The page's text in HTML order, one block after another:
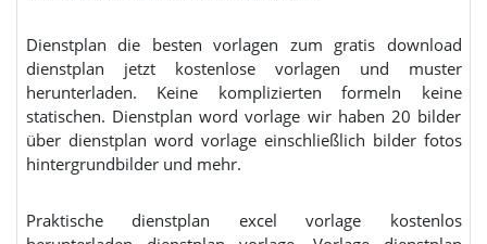
Dienstplan die besten vorlagen zum gratis download
dienstplan jetzt kostenlose vorlagen und muster
herunterladen. Keine komplizierten formeln keine
statischen. Dienstplan word vorlage wir haben 20 bilder
über dienstplan word vorlage einschließlich bilder fotos
hintergrundbilder und mehr.
Praktische dienstplan excel vorlage kostenlos